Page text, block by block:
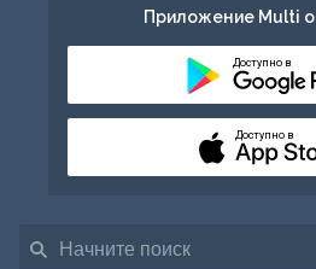
Приложение Multi
Доступно в
Доступно в